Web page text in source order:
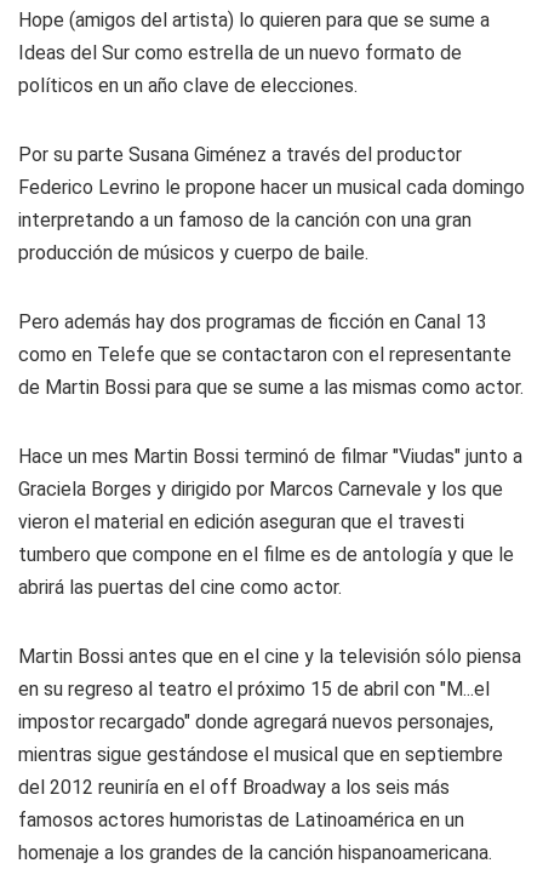
Hope (amigos del artista) lo quieren para que se sume a
Ideas del Sur como estrella de un nuevo formato de
políticos en un año clave de elecciones.
Por su parte Susana Giménez a través del productor
Federico Levrino le propone hacer un musical cada domingo
interpretando a un famoso de la canción con una gran
producción de músicos y cuerpo de baile.
Pero además hay dos programas de ficción en Canal 13
como en Telefe que se contactaron con el representante
de Martin Bossi para que se sume a las mismas como actor.
Hace un mes Martin Bossi terminó de filmar "Viudas" junto a
Graciela Borges y dirigido por Marcos Carnevale y los que
vieron el material en edición aseguran que el travesti
tumbero que compone en el filme es de antología y que le
abrirá las puertas del cine como actor.
Martin Bossi antes que en el cine y la televisión sólo piensa
en su regreso al teatro el próximo 15 de abril con "M...el
impostor recargado" donde agregará nuevos personajes,
mientras sigue gestándose el musical que en septiembre
del 2012 reuniría en el off Broadway a los seis más
famosos actores humoristas de Latinoamérica en un
homenaje a los grandes de la canción hispanoamericana.